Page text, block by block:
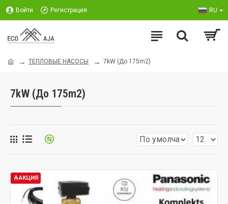
Войти Регистрация RU
ТЕПЛОВЫЕ НАСОСЫ 7kW (До 175m2)
7kW (До 175m2)
АКЦИЯ